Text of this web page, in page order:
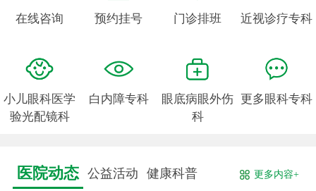
在线咨询 预约挂号 门诊排班 近视诊疗专科
小儿眼科医学
验光配镜科
白内障专科
眼底病眼外伤
科
更多眼科专科
医院动态 公益活动 健康科普 更多内容+